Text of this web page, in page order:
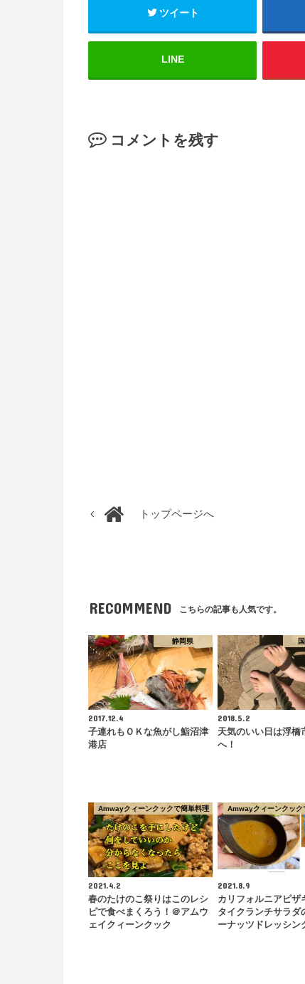
ツイート
LINE
コメントを残す
トップページへ
RECOMMEND こちらの記事も人気です。
静岡県
2017.12.4
子連れもＯＫな魚がし鮨沼津
港店
2018.5.2
天気のいい日は浮橋
へ！
Amwayクィーンクックで簡単料理
2021.4.2
春のたけのこ祭りはこのレシ
ピで食べまくろう！＠アムウ
ェイクィーンクック
Amwayクィーンクック
2021.8.9
カリフォルニアピザ
タイクランチサラダ
ーナッツドレッシ